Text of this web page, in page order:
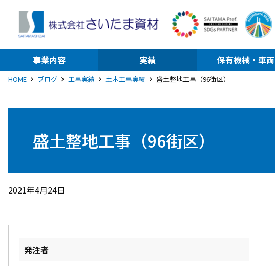
事業内容 実績 保有機械・車両
HOME ブログ 工事実績 土木工事実績 盛土整地工事（96街区）
盛土整地工事（96街区）
2021年4月24日
発注者